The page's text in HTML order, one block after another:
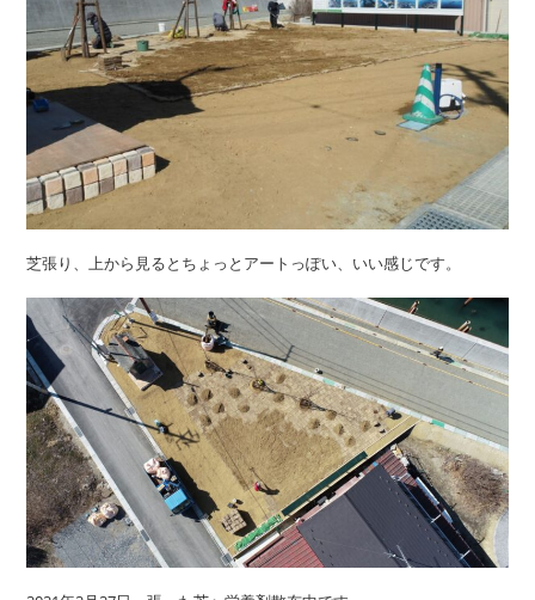
芝張り、上から見るとちょっとアートっぽい、いい感じです。